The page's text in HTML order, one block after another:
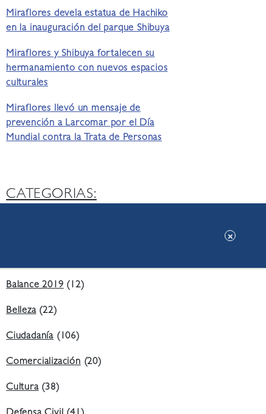
Miraflores devela estatua de Hachiko
en la inauguración del parque Shibuya
Miraflores y Shibuya fortalecen su
hermanamiento con nuevos espacios
culturales
Miraflores llevó un mensaje de
prevención a Larcomar por el Día
Mundial contra la Trata de Personas
CATEGORIAS:
Balance 2019(12)
Belleza(22)
Ciudadanía (106)
Comercialización(20)
Cultura(38)